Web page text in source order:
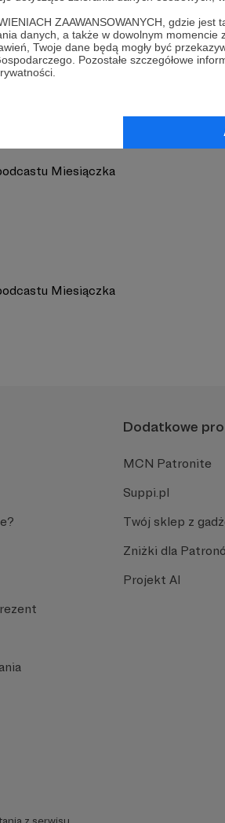
ZAAWANSOWANYCH, gdzie jest
danych, a także w dowolnym
Twoje dane będą mogły być
Pozostałe szczegółowe
Piotrowska
Miesiączka
Miesiączka
Dodatkowe
MCN Patronite
Suppi.pl
Twój sklep z
Zniżki dla
Projekt AI
z serwisu